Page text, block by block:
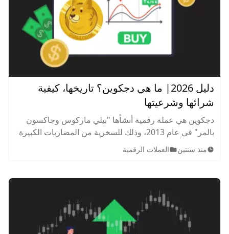
دليل 2026| ما هي دجكوين؟ تاريخها، كيفية
شرائها وشرعيتها
دجكوين هي عملة رقمية أنشأها "بيلي ماركوس وجاكسون
بالمر" في عام 2013، وذلك للسخرية من المضاربات الكبيرة
في سوق العملات الرقمية في ذلك الوقت. فكيف يمكنك
منذ سنتين العملات الرقمية